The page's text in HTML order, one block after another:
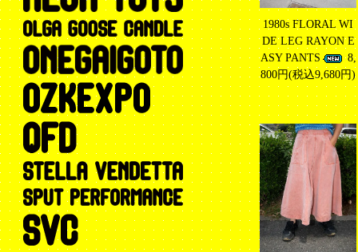
1980s FLORAL WI
DE LEG RAYON E
ASY PANTS
8,
800円(税込9,680円)